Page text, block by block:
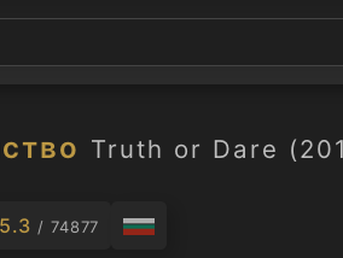
Truth or Dare
5.3 / 74877